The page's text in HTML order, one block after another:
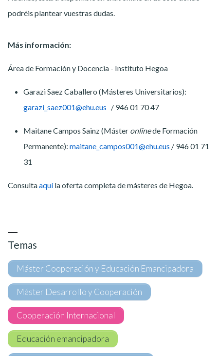
podréis plantear vuestras dudas.
Más información:
Área de Formación y Docencia - Instituto Hegoa
Garazi Saez Caballero (Másteres Universitarios):
garazi_saez001@ehu.eus / 946 01 70 47
Maitane Campos Sainz (Máster onlinede Formación
Permanente): maitane_campos001@ehu.eus / 946 01 71
31
Consultaaquíla oferta completa de másteres de Hegoa.
Temas
Máster Cooperación y Educación Emancipadora
Máster Desarrollo y Cooperación
Cooperación Internacional
Educación emancipadora